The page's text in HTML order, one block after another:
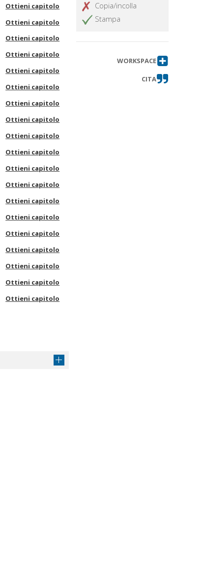
Ottieni capitolo
Ottieni capitolo
Ottieni capitolo
Ottieni capitolo
Ottieni capitolo
Ottieni capitolo
Ottieni capitolo
Ottieni capitolo
Ottieni capitolo
Ottieni capitolo
Ottieni capitolo
Ottieni capitolo
Ottieni capitolo
Ottieni capitolo
Ottieni capitolo
Ottieni capitolo
Ottieni capitolo
Ottieni capitolo
Ottieni capitolo
Copia/incolla
Stampa
WORKSPACE
CITA